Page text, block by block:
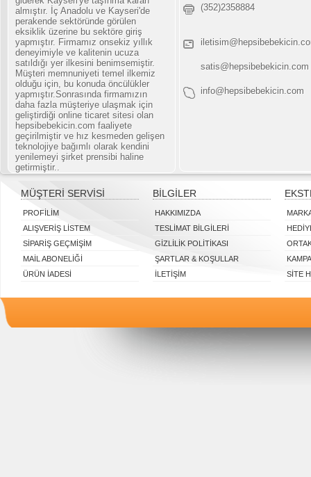
almıştır. İç Anadolu ve Kayseri'de
perakende sektöründe görülen
eksiklik üzerine bu sektöre giriş
yapmıştır. Firmamız onsekiz yıllık
deneyimiyle ve kalitenin ucuza
satıldığı yer ilkesini benimsemiştir.
Müşteri memnuniyeti temel ilkemiz
olduğu için, bu konuda öncülükler
yapmıştır.Sonrasında firmamızın
daha fazla müşteriye ulaşmak için
geliştirdiği online ticaret sitesi olan
hepsibebekicin.com faaliyete
geçirilmiştir ve hız kesmeden gelişen
teknolojiye bağımlı olarak kendini
yenilemeyi şirket prensibi haline
getirmiştir..
(352)2358884
satis@hepsibebekicin.com
info@hepsibebekicin.com
MÜŞTERI SERVISI
PROFILIM
ALIŞVERIŞ LISTEM
SIPARIŞ GEÇMIŞIM
MAIL ABONELIĞI
ÜRÜN İADESI
BILGILER
HAKKIMIZDA
TESLIMAT BILGILERI
GIZLILIK POLITIKASI
ŞARTLAR & KOŞULLAR
İLETIŞIM
SITE